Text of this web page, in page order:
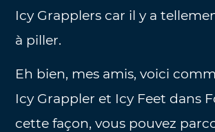
Icy Grapplers car il y a
à piller.
Eh bien, mes amis, voici
Icy Grappler et Icy Feet dans
cette façon, vous pouvez